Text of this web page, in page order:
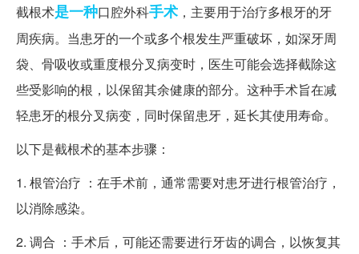
截根术是一种口腔外科手术 ，主要用于治疗多根牙的牙
周疾病。当患牙的一个或多个根发生严重破坏，如深牙周
袋、骨吸收或重度根分叉病变时，医生可能会选择截除这
些受影响的根，以保留其余健康的部分。这种手术旨在减
轻患牙的根分叉病变，同时保留患牙，延长其使用寿命。
以下是截根术的基本步骤：
1. 根管治疗 ：在手术前，通常需要对患牙进行根管治疗，
以消除感染。
2. 调合 ：手术后，可能还需要进行牙齿的调合，以恢复其